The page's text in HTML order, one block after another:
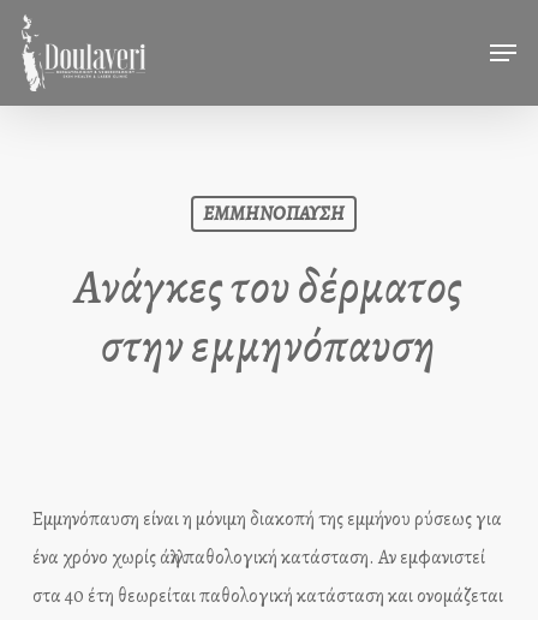
Skip
main
ΕΜΜΗΝΟΠΑΥΣΗ
Ανάγκες του δέρματος
στην εμμηνόπαυση
Εμμηνόπαυση είναι η μόνιμη διακοπή της εμμήνου ρύσεως για
ένα χρόνο χωρίς άλλη παθολογική κατάσταση. Αν εμφανιστεί
στα 40 έτη θεωρείται παθολογική κατάσταση και ονομάζεται